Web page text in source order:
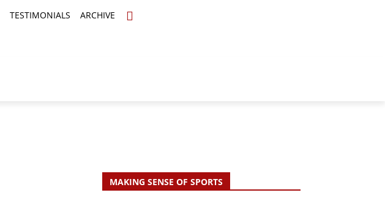
TESTIMONIALS ARCHIVE
MAKING SENSE OF SPORTS